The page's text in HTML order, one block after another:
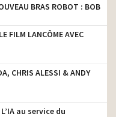
BRAS ROBOT : BOB
FILM LANCÔME AVEC
CHRIS ALESSI & ANDY
au service du